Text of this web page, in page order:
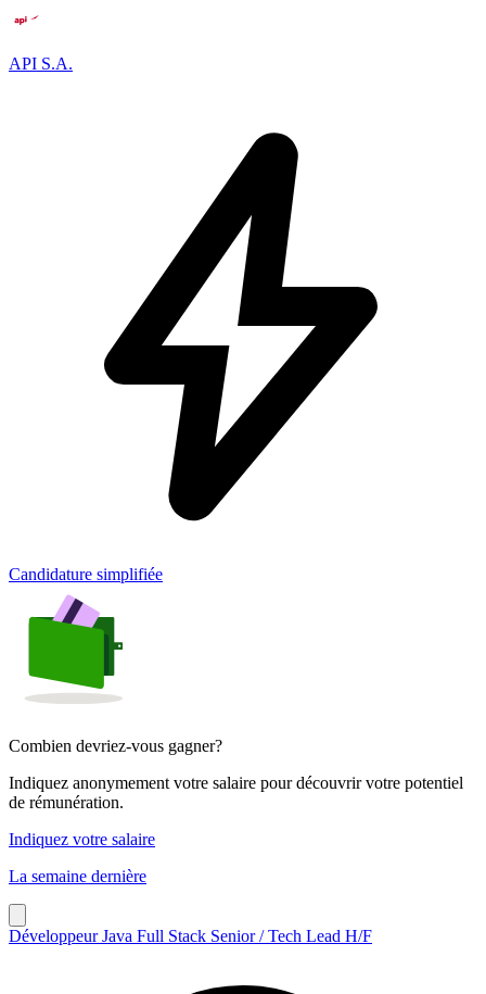
API S.A.
Candidature simplifiée
Combien devriez-vous gagner?
Indiquez anonymement votre salaire pour découvrir votre potentiel
de rémunération.
Indiquez votre salaire
La semaine dernière
Développeur Java Full Stack Senior / Tech Lead H/F